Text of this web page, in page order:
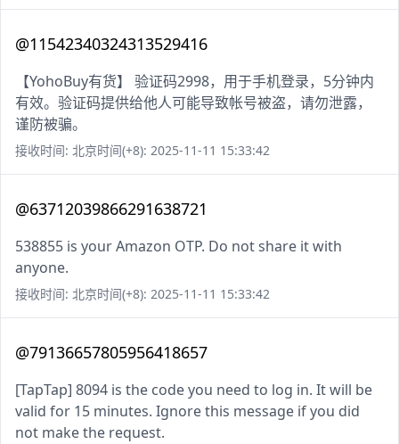
@11542340324313529416
【YohoBuy有货】 验证码2998，用于手机登录，5分钟内
有效。验证码提供给他人可能导致帐号被盗，请勿泄露，
谨防被骗。
接收时间: 北京时间(+8): 2025-11-11 15:33:42
@63712039866291638721
538855 is your Amazon OTP. Do not share it with
anyone.
接收时间: 北京时间(+8): 2025-11-11 15:33:42
@79136657805956418657
[TapTap] 8094 is the code you need to log in. It will be
valid for 15 minutes. Ignore this message if you did
not make the request.